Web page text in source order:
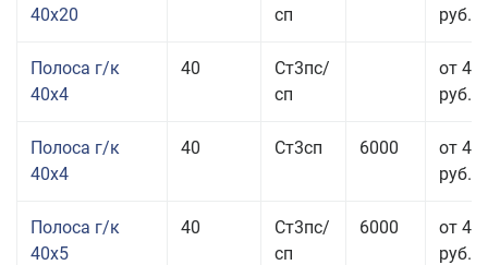
40x20
сп
руб.
Полоса г/к
40x4
40
Ст3пс/
сп
от 42
руб.
Полоса г/к
40x4
40 Ст3сп 6000
от 42
руб.
Полоса г/к
40x5
40
Ст3пс/
сп
6000
от 43
руб.